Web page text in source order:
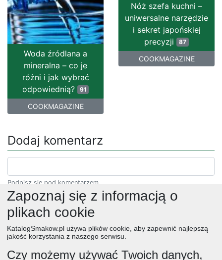
Nóż szefa kuchni –
uniwersalne narzędzie
i sekret japońskiej
precyzji 87
COOKMAGAZINE
Woda źródlana a
mineralna – co je
różni i jak wybrać
odpowiednią?
91
COOKMAGAZINE
Dodaj komentarz
Podpisz się pod komentarzem.
Zapoznaj się z informacją o
plikach cookie
KatalogSmakow.pl używa plików cookie, aby zapewnić najlepszą
jakość korzystania z naszego serwisu.
Czy możemy używać Twoich danych,